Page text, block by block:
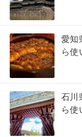
愛知
ら使
石川
ら使